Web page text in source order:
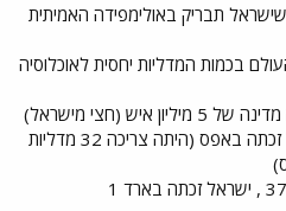
תבריק באולימפידה האמיתית
בכמות המדליות יחסית לאוכלוסיה
(חצי מישראל)
זכו ב16 מדליות זהב - ישראל זכתה באפס (היתה צריכה 32 מדליות